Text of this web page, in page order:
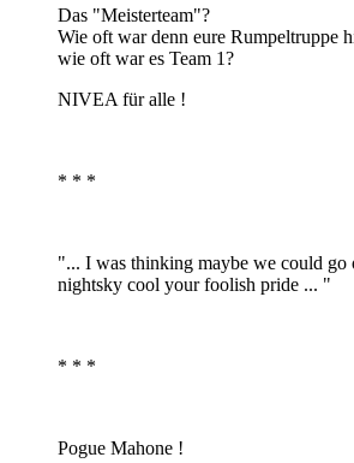
Das "Meisterteam"?
Wie oft war denn eure Rumpeltruppe
wie oft war es Team 1?
NIVEA für alle !
* * *
"... I was thinking maybe we could go
nightsky cool your foolish pride ... "
* * *
Pogue Mahone !